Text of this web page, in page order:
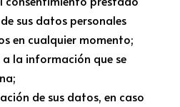
sus datos personales
en cualquier momento;
a la información que se
de sus datos, en caso